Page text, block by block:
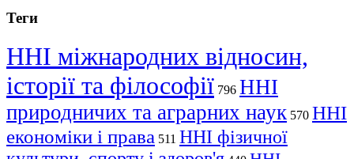
Теги
ННІ міжнародних відносин,
історії та філософії 796 ННІ
природничих та аграрних наук 570 ННІ
економіки і права 511 ННІ фізичної